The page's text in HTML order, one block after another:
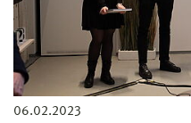
06.02.2023